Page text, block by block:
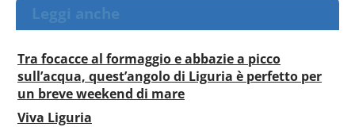
Leggi anche
Tra focacce al formaggio e abbazie a picco
sull’acqua, quest’angolo di Liguria è perfetto per
un breve weekend di mare
Viva Liguria